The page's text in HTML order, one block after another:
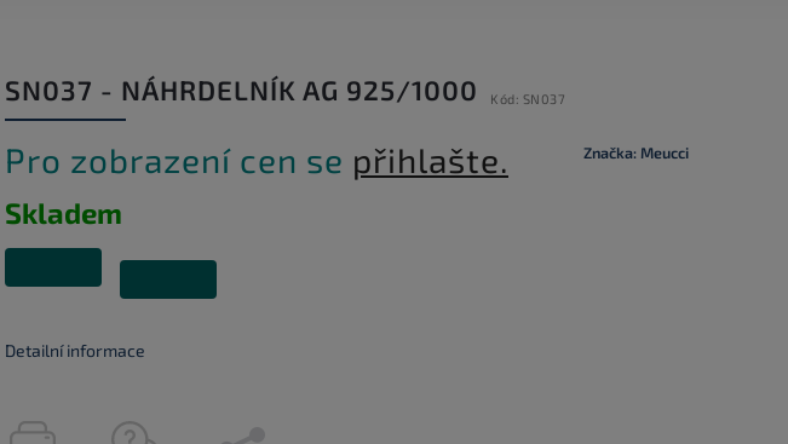
SN037 - NÁHRDELNÍK AG 925/1000 Kód: SN037
Značka: Meucci
Pro zobrazení cen se přihlašte.
Skladem
Detailní informace